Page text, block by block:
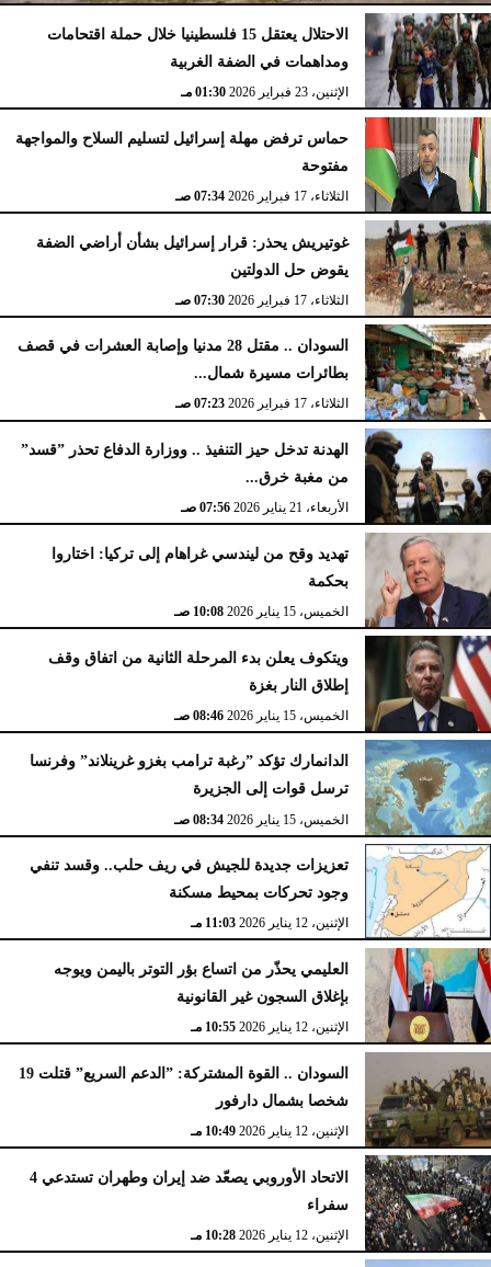
الإثنين، 23 فبراير 2026 02:15 مـ
الاحتلال يعتقل 15 فلسطينيا خلال حملة اقتحامات
ومداهمات في الضفة الغربية
الإثنين، 23 فبراير 2026 01:30 مـ
حماس ترفض مهلة إسرائيل لتسليم السلاح والمواجهة
مفتوحة
الثلاثاء، 17 فبراير 2026 07:34 صـ
غوتيريش يحذر: قرار إسرائيل بشأن أراضي الضفة
يقوض حل الدولتين
الثلاثاء، 17 فبراير 2026 07:30 صـ
السودان .. مقتل 28 مدنيا وإصابة العشرات في قصف
بطائرات مسيرة شمال...
الثلاثاء، 17 فبراير 2026 07:23 صـ
الهدنة تدخل حيز التنفيذ .. ووزارة الدفاع تحذر ”قسد”
من مغبة خرق...
الأربعاء، 21 يناير 2026 07:56 صـ
تهديد وقح من ليندسي غراهام إلى تركيا: اختاروا
بحكمة
الخميس، 15 يناير 2026 10:08 صـ
ويتكوف يعلن بدء المرحلة الثانية من اتفاق وقف
إطلاق النار بغزة
الخميس، 15 يناير 2026 08:46 صـ
الدانمارك تؤكد ”رغبة ترامب بغزو غرينلاند” وفرنسا
ترسل قوات إلى الجزيرة
الخميس، 15 يناير 2026 08:34 صـ
تعزيزات جديدة للجيش في ريف حلب.. وقسد تنفي
وجود تحركات بمحيط مسكنة
الإثنين، 12 يناير 2026 11:03 مـ
العليمي يحذّر من اتساع بؤر التوتر باليمن ويوجه
بإغلاق السجون غير القانونية
الإثنين، 12 يناير 2026 10:55 مـ
السودان .. القوة المشتركة: ”الدعم السريع” قتلت 19
شخصا بشمال دارفور
الإثنين، 12 يناير 2026 10:49 مـ
الاتحاد الأوروبي يصعّد ضد إيران وطهران تستدعي 4
سفراء
الإثنين، 12 يناير 2026 10:28 مـ